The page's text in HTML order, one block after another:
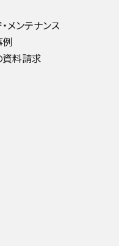
メンテナンス
例
資料請求